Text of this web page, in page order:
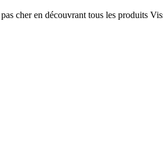
cher en découvrant tous les produits